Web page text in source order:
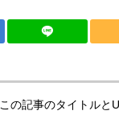
この記事のタイトルと